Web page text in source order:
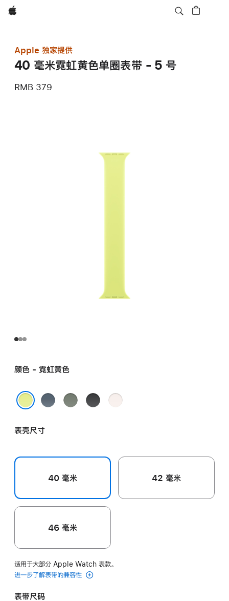
Apple
Apple 独家提供
40 毫米霓虹黄色单圈表带 - 5 号
RMB 379
颜色 - 霓虹黄色
铁
蓝
灰
黑
淡
表壳尺寸
40 毫米 42 毫米
46 毫米
适用于大部分 Apple Watch 表款。
进一步了解表带的兼容性
表带尺码